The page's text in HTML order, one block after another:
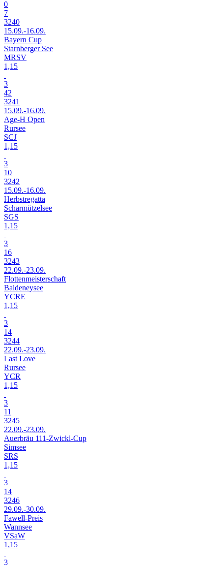
0
7
3240
15.09.-16.09.
Bayern Cup
Starnberger See
MRSV
1,15
3
42
3241
15.09.-16.09.
Age-H Open
Rursee
SCJ
1,15
3
10
3242
15.09.-16.09.
Herbstregatta
Scharmützelsee
SGS
1,15
3
16
3243
22.09.-23.09.
Flottenmeisterschaft
Baldeneysee
YCRE
1,15
3
14
3244
22.09.-23.09.
Last Love
Rursee
YCR
1,15
3
11
3245
22.09.-23.09.
Auerbräu 111-Zwickl-Cup
Simsee
SRS
1,15
3
14
3246
29.09.-30.09.
Fawell-Preis
Wannsee
VSaW
1,15
3